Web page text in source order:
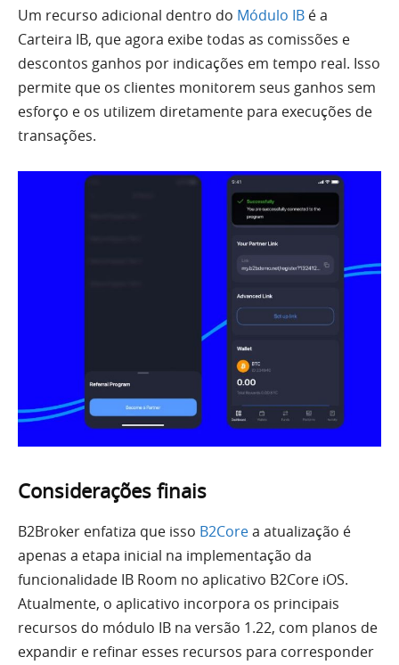
Um recurso adicional dentro do Módulo IB é a
Carteira IB, que agora exibe todas as comissões e
descontos ganhos por indicações em tempo real. Isso
permite que os clientes monitorem seus ganhos sem
esforço e os utilizem diretamente para execuções de
transações.
Considerações finais
B2Broker enfatiza que isso B2Corea atualização é
apenas a etapa inicial na implementação da
funcionalidade IB Room no aplicativo B2Core iOS.
Atualmente, o aplicativo incorpora os principais
recursos do módulo IB na versão 1.22, com planos de
expandir e refinar esses recursos para corresponder